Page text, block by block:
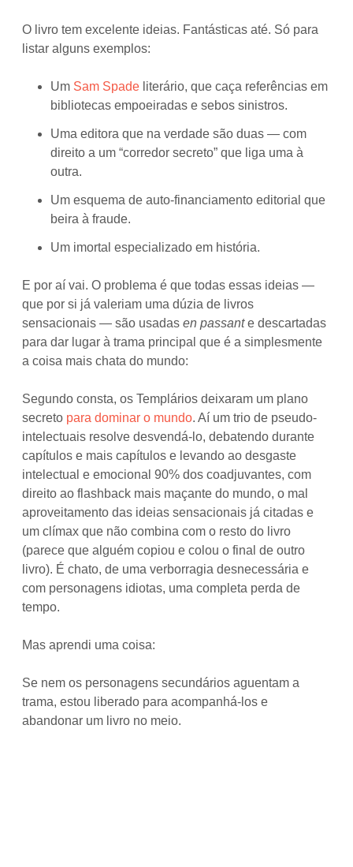
O livro tem excelente ideias. Fantásticas até. Só para
listar alguns exemplos:
Um Sam Spade literário, que caça referências em
bibliotecas empoeiradas e sebos sinistros.
Uma editora que na verdade são duas — com
direito a um “corredor secreto” que liga uma à
outra.
Um esquema de auto-financiamento editorial que
beira à fraude.
Um imortal especializado em história.
E por aí vai. O problema é que todas essas ideias —
que por si já valeriam uma dúzia de livros
sensacionais — são usadasen passante descartadas
para dar lugar à trama principal que é a simplesmente
a coisa mais chata do mundo:
Segundo consta, os Templários deixaram um plano
secreto para dominar o mundo. Aí um trio de pseudo-
intelectuais resolve desvendá-lo, debatendo durante
capítulos e mais capítulos e levando ao desgaste
intelectual e emocional 90% dos coadjuvantes, com
direito ao flashback mais maçante do mundo, o mal
aproveitamento das ideias sensacionais já citadas e
um clímax que não combina com o resto do livro
(parece que alguém copiou e colou o final de outro
livro). É chato, de uma verborragia desnecessária e
com personagens idiotas, uma completa perda de
tempo.
Mas aprendi uma coisa:
Se nem os personagens secundários aguentam a
trama, estou liberado para acompanhá-los e
abandonar um livro no meio.